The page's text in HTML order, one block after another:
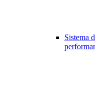
Sistema